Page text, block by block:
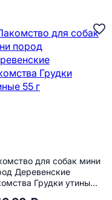
для собак мини
Деревенские
Грудки утиные